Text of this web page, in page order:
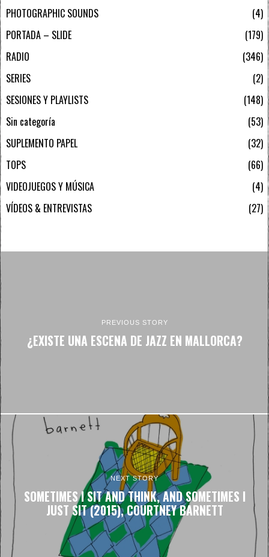
PHOTOGRAPHIC SOUNDS
4
PORTADA – SLIDE
179
RADIO
346
SERIES
2
SESIONES Y PLAYLISTS
148
Sin categoría
53
SUPLEMENTO PAPEL
32
TOPS
66
VIDEOJUEGOS Y MÚSICA
4
VÍDEOS & ENTREVISTAS
27
PREVIOUS STORY
¿EXISTE UNA ESCENA DE JAZZ EN MALLORCA?
NEXT STORY
SOMETIMES I SIT AND THINK, AND SOMETIMES I
JUST SIT (2015), COURTNEY BARNETT